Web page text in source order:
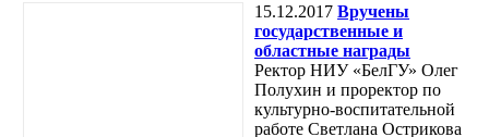
15.12.2017 Вручены
государственные и
областные награды
Ректор НИУ «БелГУ» Олег
Полухин и проректор по
культурно-воспитательной
работе Светлана Острикова